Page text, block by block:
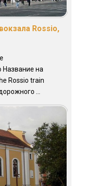
Rossio,
Название на
Rossio train
...